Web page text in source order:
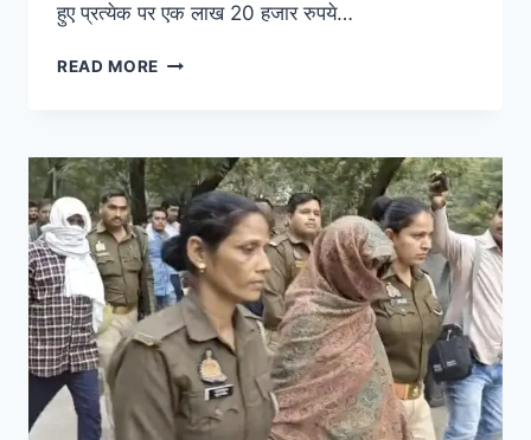
हुए प्रत्येक पर एक लाख 20 हजार रुपये…
READ MORE